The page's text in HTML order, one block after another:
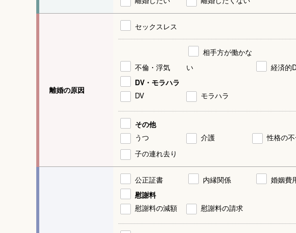
離婚の原因
セックスレス
不倫・浮気
相手方が働かな
い
経済的
DV・モラハラ
DV
モラハラ
その他
うつ
介護 性格の
子の連れ去り
公正証書 内縁関係
婚姻費
慰謝料
慰謝料の減額
慰謝料の請求